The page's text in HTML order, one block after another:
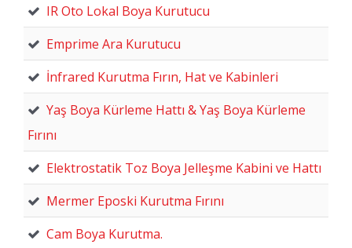
IR Oto Lokal Boya Kurutucu
Emprime Ara Kurutucu
İnfrared Kurutma Fırın, Hat ve Kabinleri
Yaş Boya Kürleme Hattı & Yaş Boya Kürleme
Fırını
Elektrostatik Toz Boya Jelleşme Kabini ve Hattı
Mermer Eposki Kurutma Fırını
Cam Boya Kurutma.